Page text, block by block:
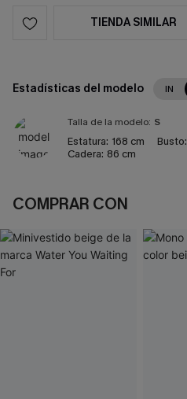
TIENDA SIMILAR
Estadísticas del modelo IN
Talla de la modelo: S
Estatura: 168 cm Busto:
Cadera: 86 cm
COMPRAR CON